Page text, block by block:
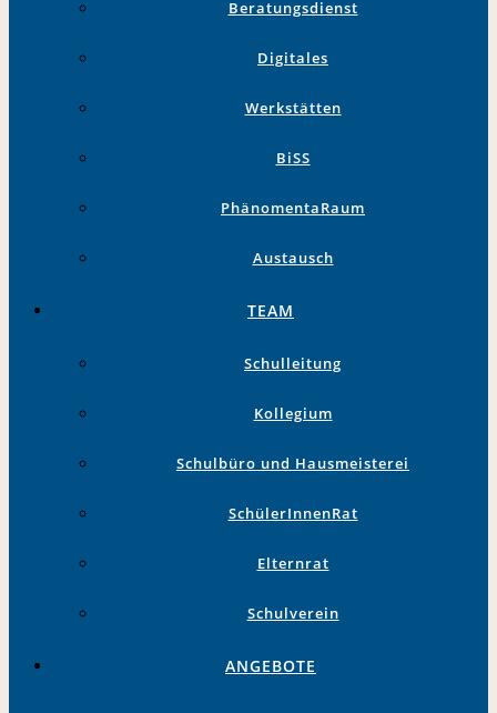
Beratungsdienst
Digitales
Werkstätten
BiSS
PhänomentaRaum
Austausch
TEAM
Schulleitung
Kollegium
Schulbüro und Hausmeisterei
SchülerInnenRat
Elternrat
Schulverein
ANGEBOTE